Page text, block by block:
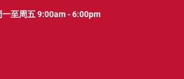
一至周五 9:00am - 6:00pm